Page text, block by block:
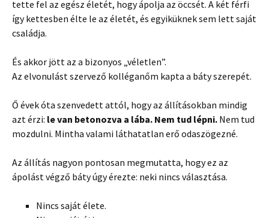
tette fel az egész életét, hogy ápolja az öccsét. A két férfi
így kettesben élte le az életét, és egyiküknek sem lett saját
családja.
És akkor jött az a bizonyos „véletlen”.
Az elvonulást szervező kolléganőm kapta a báty szerepét.
Ő évek óta szenvedett attól, hogy az állításokban mindig
azt érzi: le van betonozva a lába. Nem tud lépni. Nem tud
mozdulni. Mintha valami láthatatlan erő odaszögezné.
Az állítás nagyon pontosan megmutatta, hogy ez az
ápolást végző báty úgy érezte: neki nincs választása.
Nincs saját élete.